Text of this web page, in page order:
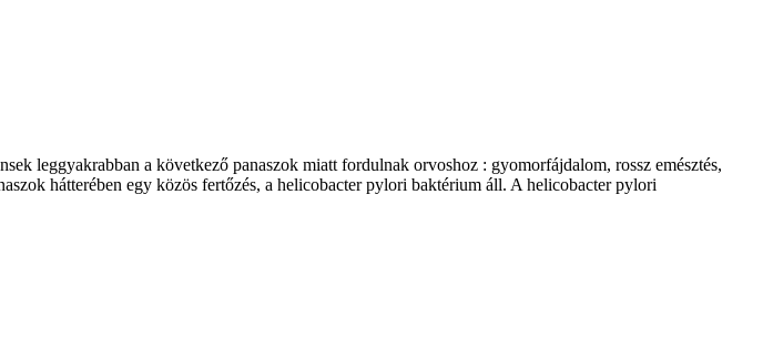
leggyakrabban a következő panaszok miatt fordulnak orvoshoz : gyomorfájdalom, rossz emésztés,
hátterében egy közös fertőzés, a helicobacter pylori baktérium áll. A helicobacter pylori